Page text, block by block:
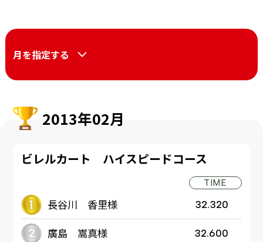
月を指定する
2013年02月
ビレルカート ハイスピードコース
TIME
長谷川 香里様 32.320
廣島 嵩真様 32.600